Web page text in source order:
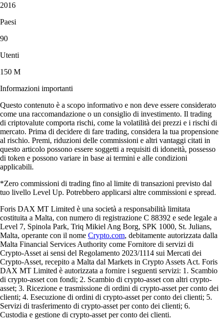
2016
Paesi
90
Utenti
150 M
Informazioni importanti
Questo contenuto è a scopo informativo e non deve essere considerato
come una raccomandazione o un consiglio di investimento. Il trading
di criptovalute comporta rischi, come la volatilità dei prezzi e i rischi di
mercato. Prima di decidere di fare trading, considera la tua propensione
al rischio. Premi, riduzioni delle commissioni e altri vantaggi citati in
questo articolo possono essere soggetti a requisiti di idoneità, possesso
di token e possono variare in base ai termini e alle condizioni
applicabili.
*Zero commissioni di trading fino al limite di transazioni previsto dal
tuo livello Level Up. Potrebbero applicarsi altre commissioni e spread.
Foris DAX MT Limited è una società a responsabilità limitata
costituita a Malta, con numero di registrazione C 88392 e sede legale a
Level 7, Spinola Park, Triq Mikiel Ang Borg, SPK 1000, St. Julians,
Malta, operante con il nome Crypto.com, debitamente autorizzata dalla
Malta Financial Services Authority come Fornitore di servizi di
Crypto-Asset ai sensi del Regolamento 2023/1114 sui Mercati dei
Crypto-Asset, recepito a Malta dal Markets in Crypto Assets Act. Foris
DAX MT Limited è autorizzata a fornire i seguenti servizi: 1. Scambio
di crypto-asset con fondi; 2. Scambio di crypto-asset con altri crypto-
asset; 3. Ricezione e trasmissione di ordini di crypto-asset per conto dei
clienti; 4. Esecuzione di ordini di crypto-asset per conto dei clienti; 5.
Servizi di trasferimento di crypto-asset per conto dei clienti; 6.
Custodia e gestione di crypto-asset per conto dei clienti.